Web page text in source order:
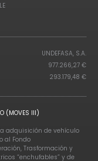
UNDEFASA, S.A.
977.266,27 €
293.179,48 €
(MOVES III)
adquisición de vehículo
al Fondo
Trasformación y
“enchufables” y de